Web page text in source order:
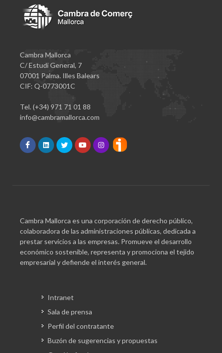
Cambra Mallorca
C/ Estudi General, 7
07001 Palma. Illes Balears
CIF: Q-0773001C
Tel. (+34) 971 71 01 88
info@cambramallorca.com
Cambra Mallorca es una corporación de derecho público,
colaboradora de las administraciones públicas, dedicada a
prestar servicios a las empresas. Promueve el desarrollo
económico sostenible, representa y promociona el tejido
empresarial y defiende el interés general.
Intranet
Sala de prensa
Perfil del contratante
Buzón de sugerencias y propuestas